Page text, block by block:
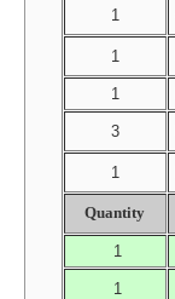
1
1
1
3
1
Quantity
1
1